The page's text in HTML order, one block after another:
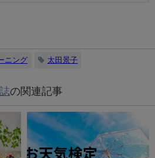
ニング 太田景子
の関連記事